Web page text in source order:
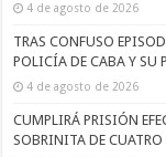
4 de agosto de 2026
TRAS CONFUSO
POLICÍA DE CABA Y SU
4 de agosto de 2026
CUMPLIRÁ PRISIÓN
SOBRINITA DE CUATRO